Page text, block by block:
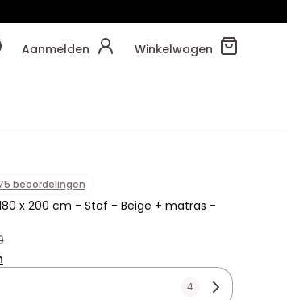
Aanmelden Winkelwagen
beoordelingen
x 200 cm - Stof - Beige + matras -
4